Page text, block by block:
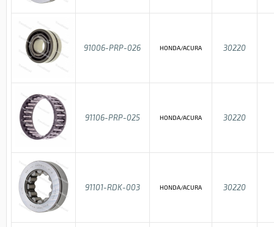
91006-PRP-026 HONDA/ACURA 30220
91106-PRP-025 HONDA/ACURA 30220
91101-RDK-003 HONDA/ACURA 30220